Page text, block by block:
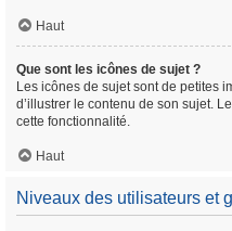
Haut
Que sont les icônes de sujet ?
Les icônes de sujet sont de petites
d’illustrer le contenu de son sujet.
cette fonctionnalité.
Haut
Niveaux des utilisateurs et